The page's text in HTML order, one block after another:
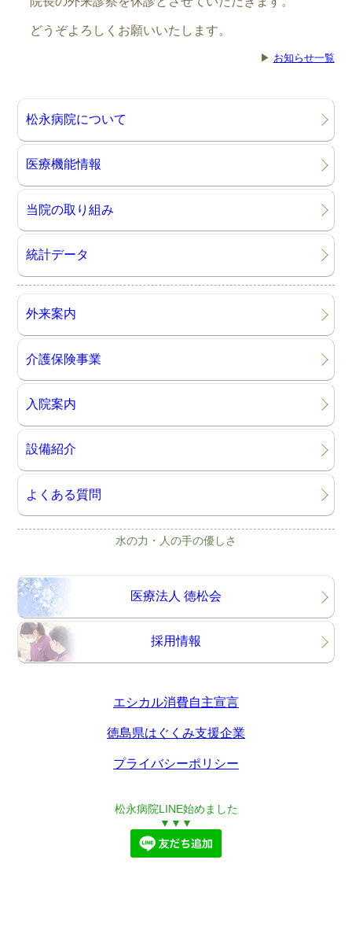
どうぞよろしくお願いいたします。
▶ お知らせ一覧
松永病院について
医療機能情報
当院の取り組み
統計データ
外来案内
介護保険事業
入院案内
設備紹介
よくある質問
水の力・人の手の優しさ
医療法人 徳松会
採用情報
エシカル消費自主宣言
徳島県はぐくみ支援企業
プライバシーポリシー
松永病院LINE始めました
▼▼▼